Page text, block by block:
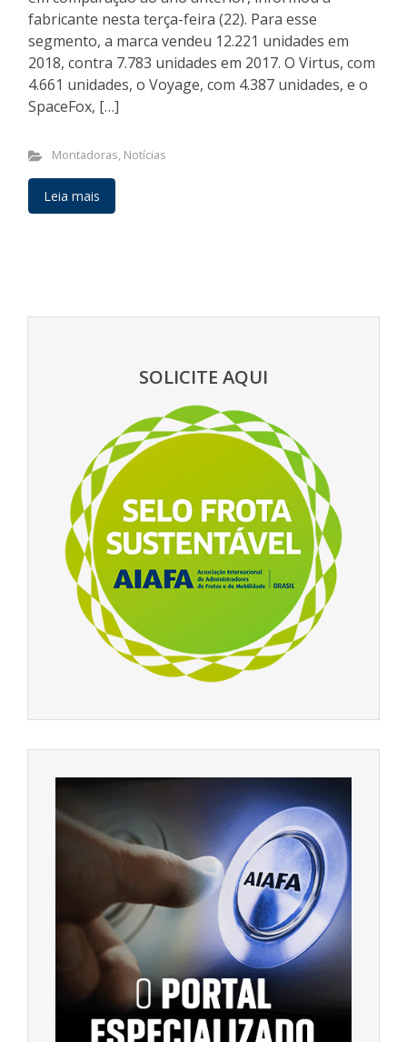
fabricante nesta terça-feira (22). Para esse
segmento, a marca vendeu 12.221 unidades em
2018, contra 7.783 unidades em 2017. O Virtus, com
4.661 unidades, o Voyage, com 4.387 unidades, e o
SpaceFox, […]
Montadoras, Notícias
Leia mais
SOLICITE AQUI